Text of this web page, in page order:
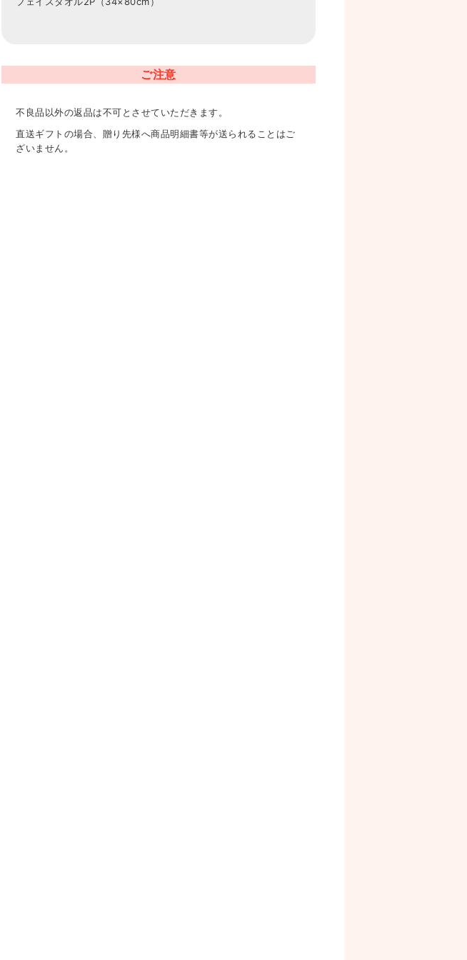
ご注意
不良品以外の返品は不可とさせていただきます。
直送ギフトの場合、贈り先様へ商品明細書等が送られることはご
ざいません。